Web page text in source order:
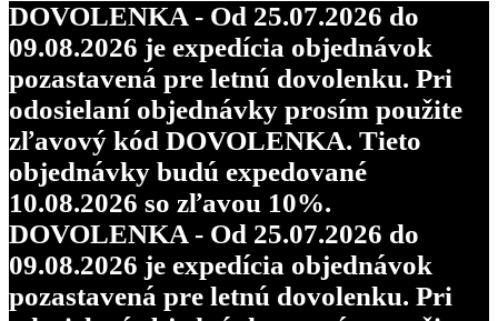
DOVOLENKA - Od 25.07.2026 do
09.08.2026 je expedícia objednávok
pozastavená pre letnú dovolenku. Pri
odosielaní objednávky prosím použite
zľavový kód DOVOLENKA. Tieto
objednávky budú expedované
10.08.2026 so zľavou 10%.
DOVOLENKA - Od 25.07.2026 do
09.08.2026 je expedícia objednávok
pozastavená pre letnú dovolenku. Pri